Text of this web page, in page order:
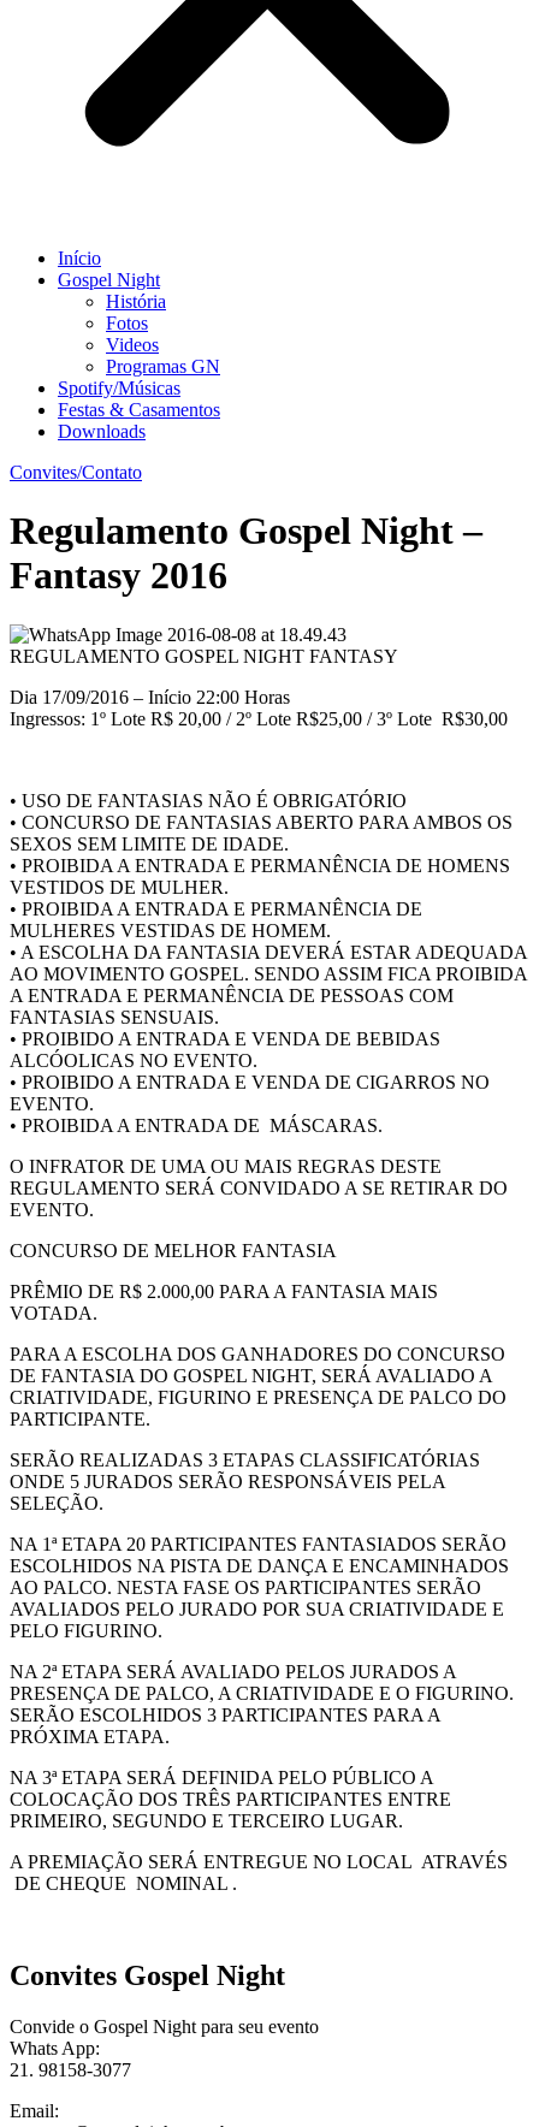
Início
Gospel Night
História
Fotos
Videos
Programas GN
Spotify/Músicas
Festas & Casamentos
Downloads
Convites/Contato
Regulamento Gospel Night –
Fantasy 2016
REGULAMENTO GOSPEL NIGHT FANTASY
Dia 17/09/2016 – Início 22:00 Horas
Ingressos: 1º Lote R$ 20,00 / 2º Lote R$25,00 / 3º Lote R$30,00
• USO DE FANTASIAS NÃO É OBRIGATÓRIO
• CONCURSO DE FANTASIAS ABERTO PARA AMBOS OS
SEXOS SEM LIMITE DE IDADE.
• PROIBIDA A ENTRADA E PERMANÊNCIA DE HOMENS
VESTIDOS DE MULHER.
• PROIBIDA A ENTRADA E PERMANÊNCIA DE
MULHERES VESTIDAS DE HOMEM.
• A ESCOLHA DA FANTASIA DEVERÁ ESTAR ADEQUADA
AO MOVIMENTO GOSPEL. SENDO ASSIM FICA PROIBIDA
A ENTRADA E PERMANÊNCIA DE PESSOAS COM
FANTASIAS SENSUAIS.
• PROIBIDO A ENTRADA E VENDA DE BEBIDAS
ALCÓOLICAS NO EVENTO.
• PROIBIDO A ENTRADA E VENDA DE CIGARROS NO
EVENTO.
• PROIBIDA A ENTRADA DE MÁSCARAS.
O INFRATOR DE UMA OU MAIS REGRAS DESTE
REGULAMENTO SERÁ CONVIDADO A SE RETIRAR DO
EVENTO.
CONCURSO DE MELHOR FANTASIA
PRÊMIO DE R$ 2.000,00 PARA A FANTASIA MAIS
VOTADA.
PARA A ESCOLHA DOS GANHADORES DO CONCURSO
DE FANTASIA DO GOSPEL NIGHT, SERÁ AVALIADO A
CRIATIVIDADE, FIGURINO E PRESENÇA DE PALCO DO
PARTICIPANTE.
SERÃO REALIZADAS 3 ETAPAS CLASSIFICATÓRIAS
ONDE 5 JURADOS SERÃO RESPONSÁVEIS PELA
SELEÇÃO.
NA 1ª ETAPA 20 PARTICIPANTES FANTASIADOS SERÃO
ESCOLHIDOS NA PISTA DE DANÇA E ENCAMINHADOS
AO PALCO. NESTA FASE OS PARTICIPANTES SERÃO
AVALIADOS PELO JURADO POR SUA CRIATIVIDADE E
PELO FIGURINO.
NA 2ª ETAPA SERÁ AVALIADO PELOS JURADOS A
PRESENÇA DE PALCO, A CRIATIVIDADE E O FIGURINO.
SERÃO ESCOLHIDOS 3 PARTICIPANTES PARA A
PRÓXIMA ETAPA.
NA 3ª ETAPA SERÁ DEFINIDA PELO PÚBLICO A
COLOCAÇÃO DOS TRÊS PARTICIPANTES ENTRE
PRIMEIRO, SEGUNDO E TERCEIRO LUGAR.
A PREMIAÇÃO SERÁ ENTREGUE NO LOCAL ATRAVÉS
DE CHEQUE NOMINAL .
Convites Gospel Night
Convide o Gospel Night para seu evento
Whats App:
21. 98158-3077
Email: